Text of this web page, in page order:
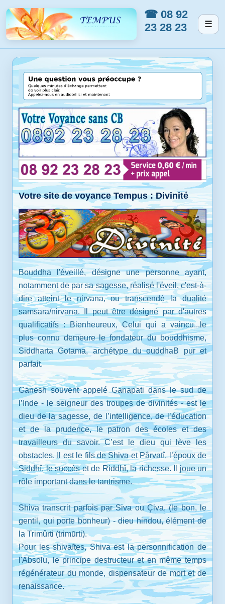
☎ 08 92
23 28 23
☰
Votre site de voyance Tempus : Divinité
Bouddha l'éveillé, désigne une personne ayant,
notamment de par sa sagesse, réalisé l'éveil, c'est-à-
dire atteint le nirvāna, ou transcendé la dualité
samsara/nirvana. Il peut être désigné par d'autres
qualificatifs : Bienheureux, Celui qui a vaincu...le
plus connu demeure le fondateur du bouddhisme,
Siddharta Gotama, archétype du ouddhaB pur et
parfait.
Ganesh souvent appelé Ganapati dans le sud de
l’Inde - le seigneur des troupes de divinités - est le
dieu de la sagesse, de l’intelligence, de l’éducation
et de la prudence, le patron des écoles et des
travailleurs du savoir. C’est le dieu qui lève les
obstacles. Il est le fils de Shiva et Pârvatî, l’époux de
Siddhî, le succès et de Riddhî, la richesse. Il joue un
rôle important dans le tantrisme.
Shiva transcrit parfois par Siva ou Çiva, (le bon, le
gentil, qui porte bonheur) - dieu hindou, élément de
la Trimûrti (trimūrti).
Pour les shivaïtes, Shiva est la personnification de
l'Absolu, le principe destructeur et en même temps
régénérateur du monde, dispensateur de mort et de
renaissance.